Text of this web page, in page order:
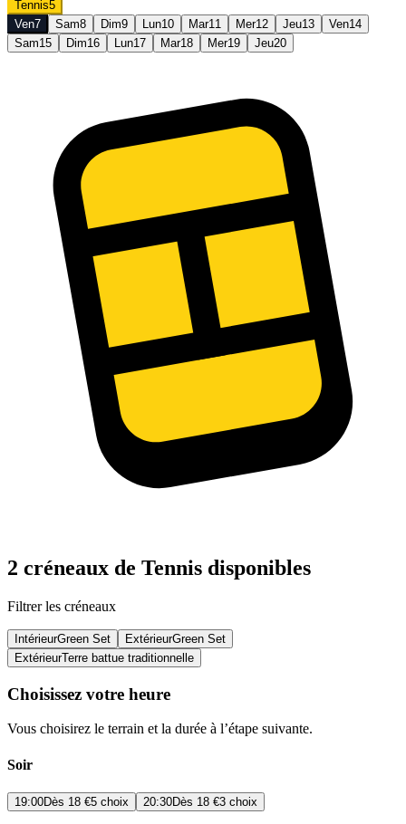
Tennis5
Ven7 Sam8 Dim9 Lun10 Mar11 Mer12 Jeu13 Ven14
Sam15 Dim16 Lun17 Mar18 Mer19 Jeu20
2 créneaux de Tennis disponibles
Filtrer les créneaux
IntérieurGreen Set ExtérieurGreen Set
ExtérieurTerre battue traditionnelle
Choisissez votre heure
Vous choisirez le terrain et la durée à l’étape suivante.
Soir
19:00Dès 18 €5 choix 20:30Dès 18 €3 choix